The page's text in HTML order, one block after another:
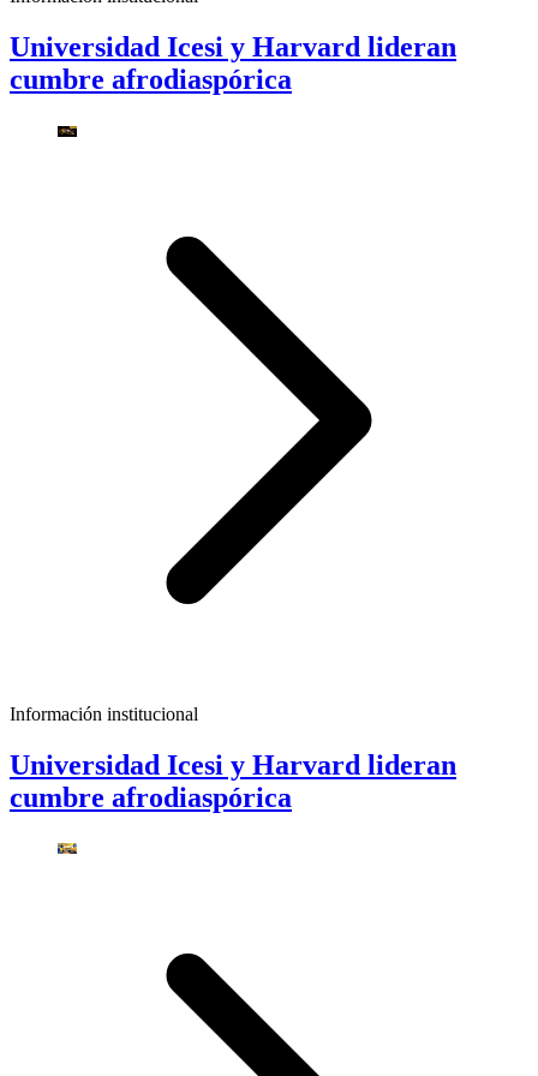
Universidad Icesi y Harvard lideran
cumbre afrodiaspórica
Información institucional
Universidad Icesi y Harvard lideran
cumbre afrodiaspórica